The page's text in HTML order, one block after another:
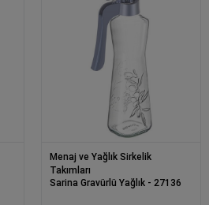
Menaj ve Yağlık Sirkelik
Takımları
Sarina Gravürlü Yağlık - 27136